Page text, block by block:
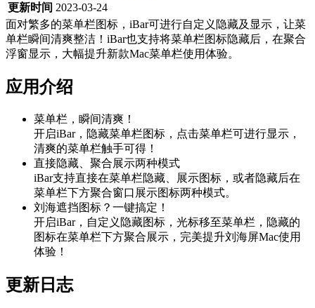
更新时间 2023-03-24
面对繁多的菜单栏图标，iBar可进行自定义隐藏及显示，让菜
单栏瞬间清爽整洁！iBar也支持将菜单栏图标隐藏后，在聚合
浮窗显示，大幅提升新款Mac菜单栏使用体验。
应用介绍
菜单栏，瞬间清爽！
开启iBar，隐藏菜单栏图标，点击菜单栏可进行显示，
清爽的菜单栏触手可得！
直接隐藏、聚合展示两种模式
iBar支持直接在菜单栏隐藏、展示图标，或者隐藏后在
菜单栏下方聚合窗口展示图标两种模式。
刘海遮挡图标？一键搞定！
开启iBar，自定义隐藏图标，光标移至菜单栏，隐藏的
图标在菜单栏下方聚合展示，完美提升刘海屏Mac使用
体验！
更新日志